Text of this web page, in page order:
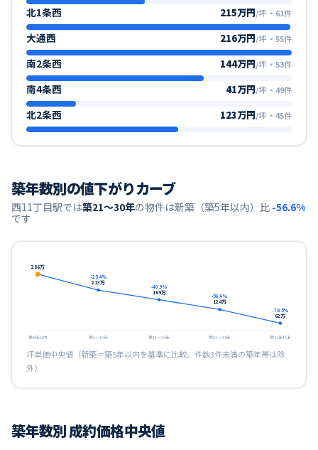
北1条西 215万円/坪 ・ 61件
大通西 216万円/坪 ・ 55件
南2条西 144万円/坪 ・ 53件
南4条西 41万円/坪 ・ 49件
北2条西 123万円/坪 ・ 45件
築年数別の値下がりカーブ
西11丁目駅では築21〜30年の物件は新築（築5年以内）比 -56.6%
です
286万
築5年以内
213万
-25.4%
築6〜10年
169万
-40.9%
築11〜20年
124万
-56.6%
築21〜30年
62万
-78.5%
築31年以上
坪単価中央値（新築＝築5年以内を基準に比較。件数3件未満の築年帯は除
外）
築年数別 成約価格中央値